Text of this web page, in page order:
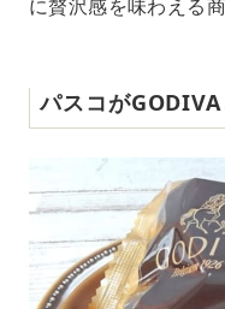
に贅沢感を味わえる
パスコがGODIVA